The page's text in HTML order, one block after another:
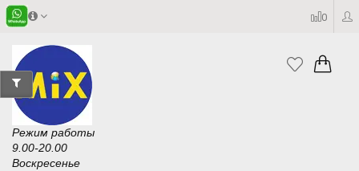
0
Режим работы
9.00-20.00
Воскресенье